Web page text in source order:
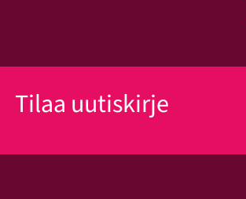
Tilaa uutiskirje